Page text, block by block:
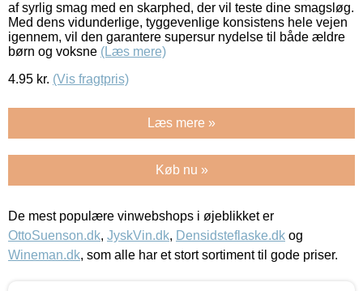
af syrlig smag med en skarphed, der vil teste dine smagsløg.
Med dens vidunderlige, tyggevenlige konsistens hele vejen
igennem, vil den garantere supersur nydelse til både ældre
børn og voksne (Læs mere)
4.95 kr. (Vis fragtpris)
Læs mere »
Køb nu »
De mest populære vinwebshops i øjeblikket er
OttoSuenson.dk, JyskVin.dk, Densidsteflaske.dk og
Wineman.dk, som alle har et stort sortiment til gode priser.